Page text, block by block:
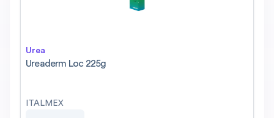
Urea
Ureaderm Loc 225g
ITALMEX